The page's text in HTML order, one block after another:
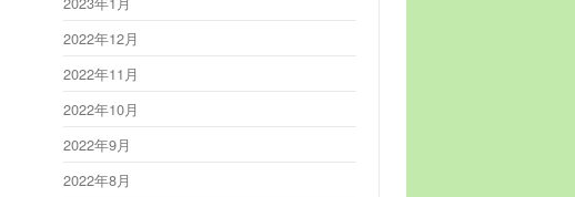
2022年12月
2022年11月
2022年10月
2022年9月
2022年8月